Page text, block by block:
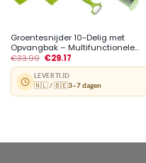
Groentesnijder 10-Delig met
Opvangbak – Multifunctionele...
€33.99 €29.17
LEVERTIJD
🇳🇱 / 🇧🇪3–7 dagen